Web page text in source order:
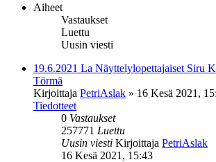
Aiheet
Vastaukset
Luettu
Uusin viesti
19.6.2021 La Näyttelylopettajaiset Siru
Törmä
Kirjoittaja PetriAslak » 16 Kesä 2021,
Tiedotteet
0 Vastaukset
257771 Luettu
Uusin viesti Kirjoittaja PetriAslak
16 Kesä 2021, 15:43